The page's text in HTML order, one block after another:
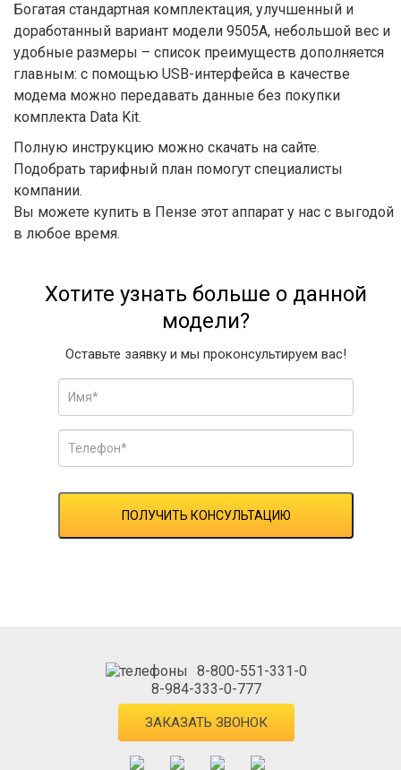
Богатая стандартная комплектация, улучшенный и
доработанный вариант модели 9505А, небольшой вес и
удобные размеры – список преимуществ дополняется
главным: с помощью USB-интерфейса в качестве
модема можно передавать данные без покупки
комплекта Data Kit.
Полную инструкцию можно скачать на сайте.
Подобрать тарифный план помогут специалисты
компании.
Вы можете купить в Пензе этот аппарат у нас с выгодой
в любое время.
Хотите узнать больше о данной
модели?
Оставьте заявку и мы проконсультируем вас!
ПОЛУЧИТЬ КОНСУЛЬТАЦИЮ
8-800-551-331-0
8-984-333-0-777
ЗАКАЗАТЬ ЗВОНОК